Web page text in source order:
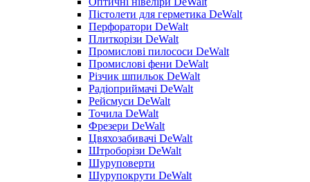
Пістолети для герметика DeWalt
Перфоратори DeWalt
Плиткорізи DeWalt
Промислові пилососи DeWalt
Промислові фени DeWalt
Різчик шпильок DeWalt
Радіоприймачі DeWalt
Рейсмуси DeWalt
Точила DeWalt
Фрезери DeWalt
Цвяхозабивачі DeWalt
Штроборізи DeWalt
Шуруповерти
Шурупокрути DeWalt